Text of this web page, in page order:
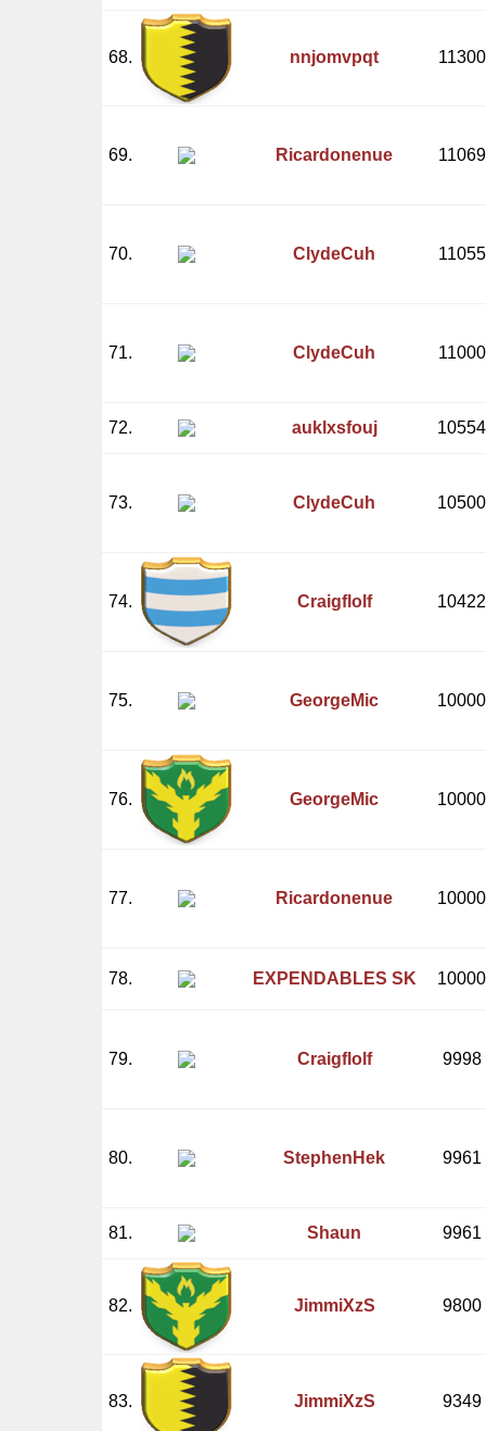
68. nnjomvpqt 11300
69. Ricardonenue 11069
70. ClydeCuh 11055
71. ClydeCuh 11000
72. auklxsfouj 10554
73. ClydeCuh 10500
74. Craigflolf 10422
75. GeorgeMic 10000
76. GeorgeMic 10000
77. Ricardonenue 10000
78. EXPENDABLES SK 10000
79. Craigflolf 9998
80. StephenHek 9961
81. Shaun 9961
82. JimmiXzS 9800
83. JimmiXzS 9349